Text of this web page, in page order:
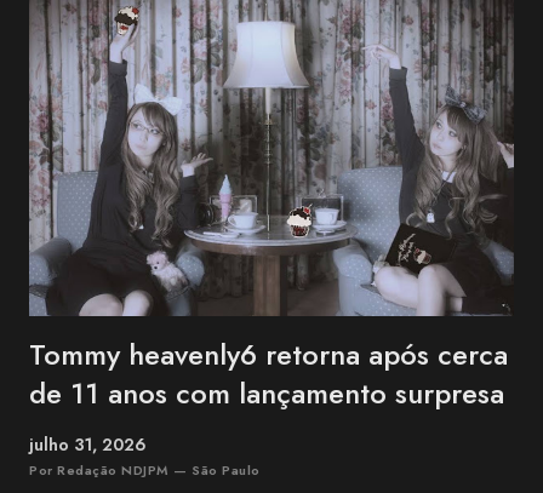
Across the World. pic.twitter.com/3VWEpd2juI — 終末のダイヤモ
ンド (@LastDiamond2026) July 6, 2026 Nekozuki Mei era ex-
farmacêutica e construiu sua carreira como guitarrista, participando
como musicista de apoio em projetos da franquia BanG Dream! ,
série multimídia que reúne anime, jogos e bandas, além de atuar na
1MYB , banda oficial da franquia Kantai Collection (KanCo...
Tommy heavenly6 retorna após cerca
de 11 anos com lançamento surpresa
julho 31, 2026
Por Redação NDJPM — São Paulo